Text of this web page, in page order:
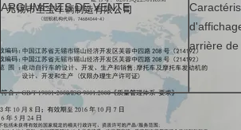
ARGUMENTS DE VENTE
arrière